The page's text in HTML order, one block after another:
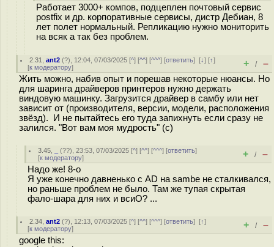
Работает 3000+ компов, подцеплен почтовый сервис
postfix и др. корпоративные сервисы, дистр Дебиан, 8
лет полет нормальный. Репликацию нужно мониторить
на всяк а так без проблем.
2.31 ,ant2 (?), 12:04, 07/03/2025 [^] [^^] [^^^] [ответить][↓] [↑]
[к модератору] + / –
Жить можно, набив опыт и порешав некоторые нюансы. Но
для шаринга драйверов принтеров нужно держать
виндовую машинку. Загрузится драйвер в самбу или нет
зависит от (производителя, версии, модели, расположения
звёзд). И не пытайтесь его туда запихнуть если сразу не
залился. "Вот вам моя мудрость" (с)
3.45 (??), 23:53, 07/03/2025 [^] [^^] [^^^] [ответить]
[к модератору] + / –
Надо же! 8-о
Я уже конечно давненько с AD на sambe не сталкивался,
но раньше проблем не было. Там же тупая скрытая
фало-шара для них и всиО? ...
2.34 ,ant2 (?), 12:13, 07/03/2025 [^] [^^] [^^^] [ответить][↑]
[к модератору] + / –
google this: